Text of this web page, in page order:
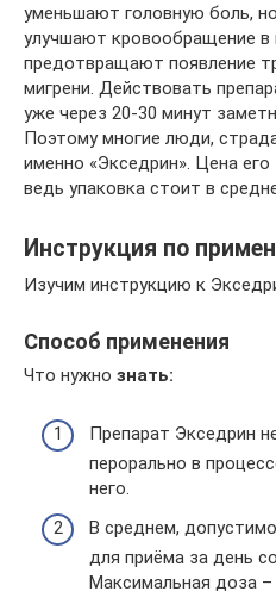
уменьшают головную боль,
улучшают кровообращение в
предотвращают появление
мигрени. Действовать
уже через 20-30 минут
Поэтому многие люди,
именно «Экседрин». Цена
ведь упаковка стоит в
Инструкция по
Изучим инструкцию к
Способ применения
Что нужно знать:
Препарат Экседрин
перорально в
него.
В среднем,
для приёма за день
Максимальная доза –